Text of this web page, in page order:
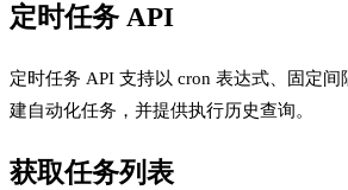
定时任务 API
定时任务 API 支持以 cron 表达式、固定间
建自动化任务，并提供执行历史查询。
获取任务列表